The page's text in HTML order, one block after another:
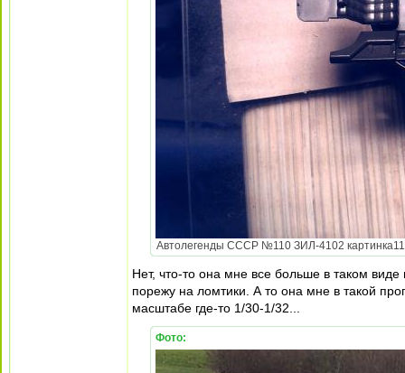
Автолегенды СССР №110 ЗИЛ-4102
Нет, что-то она мне все больше в таком виде
порежу на ломтики. А то она мне в такой
масштабе где-то 1/30-1/32...
Фото: